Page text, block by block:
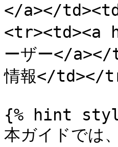
</a></
<tr><td><a
ーザー</a></
情報</td></
{% hint
本ガイドでは